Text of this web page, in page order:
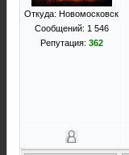
Откуда: Новомосковск
Сообщений: 1 546
Репутация: 362